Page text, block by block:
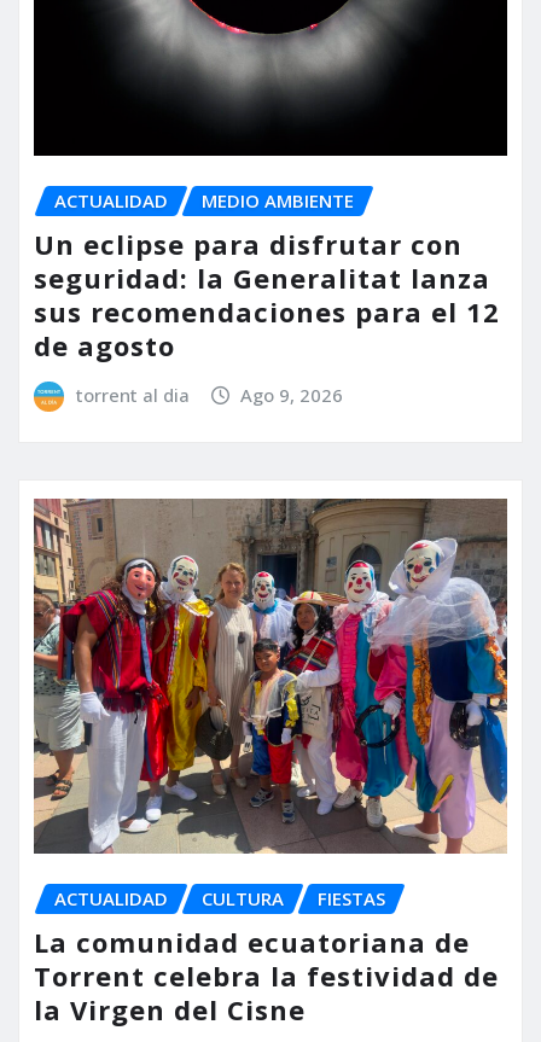
ACTUALIDAD MEDIO AMBIENTE
Un eclipse para disfrutar con
seguridad: la Generalitat lanza
sus recomendaciones para el 12
de agosto
torrent al dia Ago 9, 2026
ACTUALIDAD CULTURA FIESTAS
La comunidad ecuatoriana de
Torrent celebra la festividad de
la Virgen del Cisne